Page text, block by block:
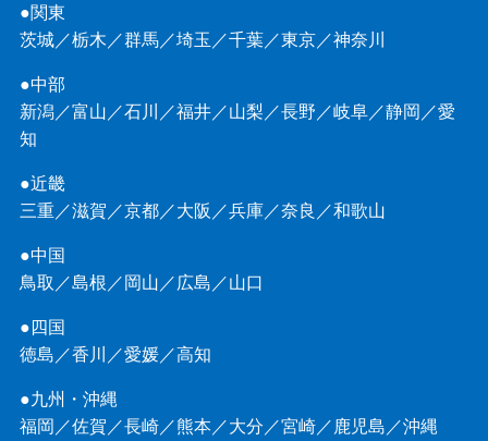
●関東
茨城／栃木 ／群馬／埼玉 ／千葉／東京／神奈川
●中部
新潟／富山 ／石川 ／福井／山梨 ／長野 ／岐阜／静岡 ／愛
知
●近畿
三重／滋賀 ／京都／大阪 ／兵庫／奈良 ／和歌山
●中国
鳥取 ／島根 ／岡山 ／ 広島 ／山口
●四国
徳島 ／香川 ／愛媛／高知
●九州・沖縄
福岡 ／佐賀 ／長崎／熊本／大分 ／宮崎／ 鹿児島 ／沖縄